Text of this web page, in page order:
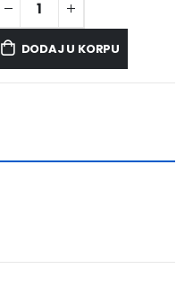
DODAJ U KORPU